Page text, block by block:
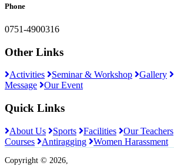
Phone
0751-4900316
Other Links
Activities Seminar & Workshop Gallery
Message
Our Event
Quick Links
About Us Sports Facilities Our Teachers
Courses
Antiragging Women Harassment
Copyright © 2026,